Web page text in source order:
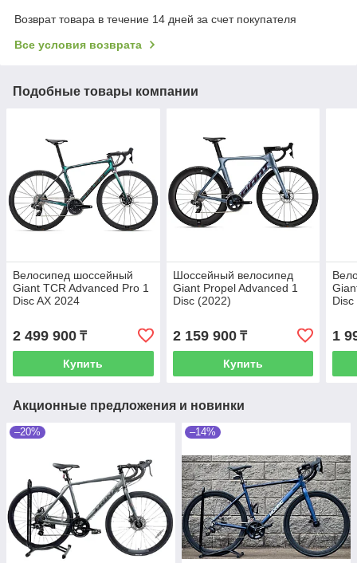
Возврат товара в течение 14 дней за счет покупателя
Все условия возврата
Подобные товары компании
Велосипед шоссейный
Giant TCR Advanced Pro 1
Disc AX 2024
2 499 900 ₸
Купить
Шоссейный велосипед
Giant Propel Advanced 1
Disc (2022)
2 159 900₸
Купить
1
Акционные предложения и новинки
–20% –14%